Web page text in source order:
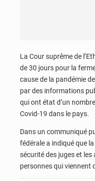
La Cour suprême de
de 30 jours pour la
cause de la pandémie
par des informations
qui ont état d’un
Covid-19 dans le pays.
Dans un communiqué
fédérale a indiqué que
sécurité des juges et
personnes qui viennent